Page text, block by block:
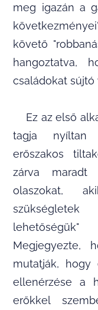
meg igazán a
követő
hangoztatva,
családokat sújtó
Ez az első
tagja nyíltan
erőszakos
zárva
olaszokat,
Megjegyezte,
mutatják, hogy
ellenérzése a
erőkkel